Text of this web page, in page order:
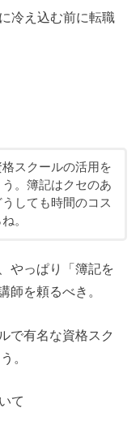
冷え込む前に転職
スクールの活用を
。簿記はクセのあ
しても時間のコス
。
やっぱり「簿記を
師を頼るべき。
で有名な資格スク
。
て